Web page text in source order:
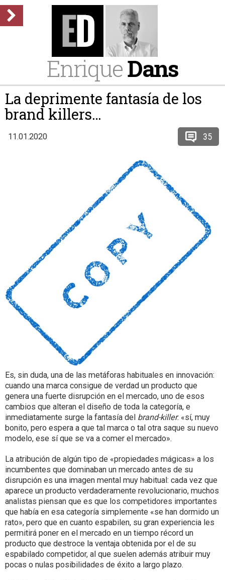
EnriqueDans
La deprimente fantasía de los
brand killers…
11.01.2020 35
Es, sin duda, una de las metáforas habituales en innovación:
cuando una marca consigue de verdad un producto que
genera una fuerte disrupción en el mercado, uno de esos
cambios que alteran el diseño de toda la categoría, e
inmediatamente surge la fantasía del brand-killer: «sí, muy
bonito, pero espera a que tal marca o tal otra saque su nuevo
modelo, ese sí que se va a comer el mercado».
La atribución de algún tipo de «propiedades mágicas» a los
incumbentes que dominaban un mercado antes de su
disrupción es una imagen mental muy habitual: cada vez que
aparece un producto verdaderamente revolucionario, muchos
analistas piensan que es que los competidores importantes
que había en esa categoría simplemente «se han dormido un
rato», pero que en cuanto espabilen, su gran experiencia les
permitirá poner en el mercado en un tiempo récord un
producto que destroce la ventaja obtenida por el de su
espabilado competidor, al que suelen además atribuir muy
pocas o nulas posibilidades de éxito a largo plazo.